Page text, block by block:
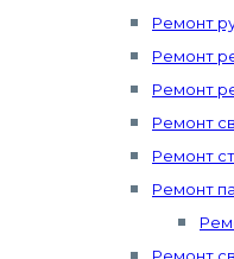
Ремонт
Ремонт
Ремонт
Ремонт
Ремонт
Ремонт